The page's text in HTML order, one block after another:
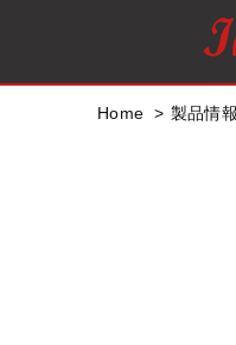
Home 製品情報